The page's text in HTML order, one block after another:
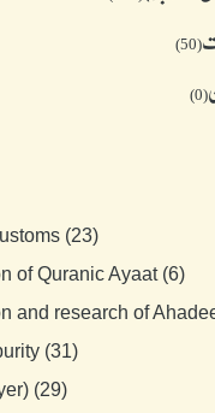
(50)
(0)
(23)
of Quranic Ayaat (6)
and research of
(31)
(29)